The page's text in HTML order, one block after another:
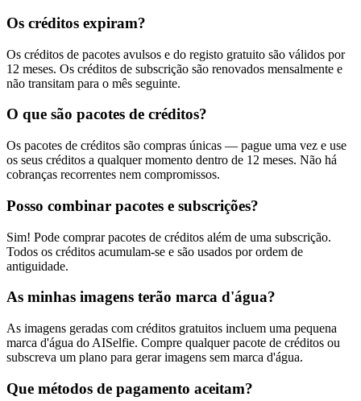
Os créditos expiram?
Os créditos de pacotes avulsos e do registo gratuito são válidos por
12 meses. Os créditos de subscrição são renovados mensalmente e
não transitam para o mês seguinte.
O que são pacotes de créditos?
Os pacotes de créditos são compras únicas — pague uma vez e use
os seus créditos a qualquer momento dentro de 12 meses. Não há
cobranças recorrentes nem compromissos.
Posso combinar pacotes e subscrições?
Sim! Pode comprar pacotes de créditos além de uma subscrição.
Todos os créditos acumulam-se e são usados por ordem de
antiguidade.
As minhas imagens terão marca d'água?
As imagens geradas com créditos gratuitos incluem uma pequena
marca d'água do AISelfie. Compre qualquer pacote de créditos ou
subscreva um plano para gerar imagens sem marca d'água.
Que métodos de pagamento aceitam?